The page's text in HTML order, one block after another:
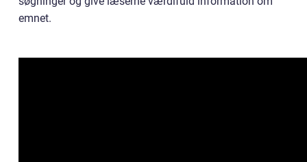
emnet.